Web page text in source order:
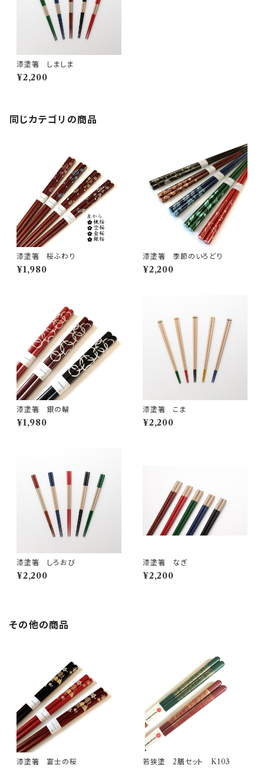
漆塗箸 しましま
¥2,200
同じカテゴリの商品
漆塗箸 桜ふわり
¥1,980
漆塗箸 季節のいろどり
¥2,200
漆塗箸 銀の輪
¥1,980
漆塗箸 こま
¥2,200
漆塗箸 しろおび
¥2,200
漆塗箸 なぎ
¥2,200
その他の商品
漆塗箸 富士の桜 若狭塗 2膳セット K103